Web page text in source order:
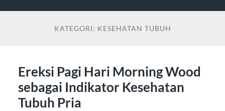
KATEGORI: KESEHATAN TUBUH
Ereksi Pagi Hari Morning Wood
sebagai Indikator Kesehatan
Tubuh Pria